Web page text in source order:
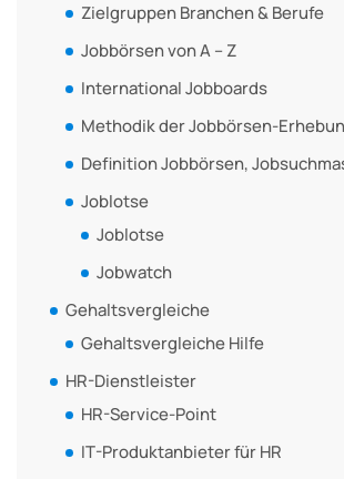
Zielgruppen Branchen & Berufe
Jobbörsen von A – Z
International Jobboards
Methodik der Jobbörsen-
Definition Jobbörsen,
Joblotse
Joblotse
Jobwatch
Gehaltsvergleiche
Gehaltsvergleiche Hilfe
HR-Dienstleister
HR-Service-Point
IT-Produktanbieter für HR